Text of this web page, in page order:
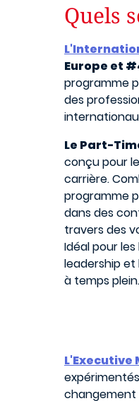
Quels
Europe et
programme
des
Le Part-
conçu pour
carrière.
programme
dans des
travers des
Idéal pour
leadership
à temps plein.
L'Executive
changement